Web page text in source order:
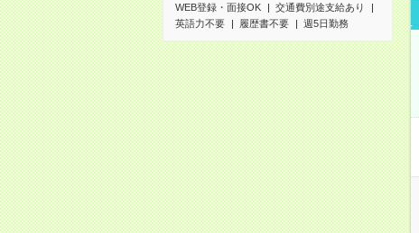
WEB登録・面接OK
交通費別途支給あり
英語力不要
履歴書不要 週5日勤務